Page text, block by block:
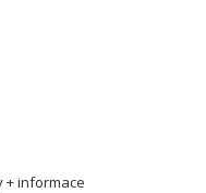
+ informace